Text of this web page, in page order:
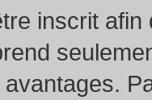
inscrit